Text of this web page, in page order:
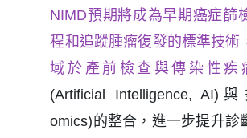
NIMD預期將成為早期癌症篩
程和追蹤腫瘤復發的標準技術
域於產前檢查與傳染性疾
(Artificial Intelligence, AI)
omics)的整合，進一步提升診